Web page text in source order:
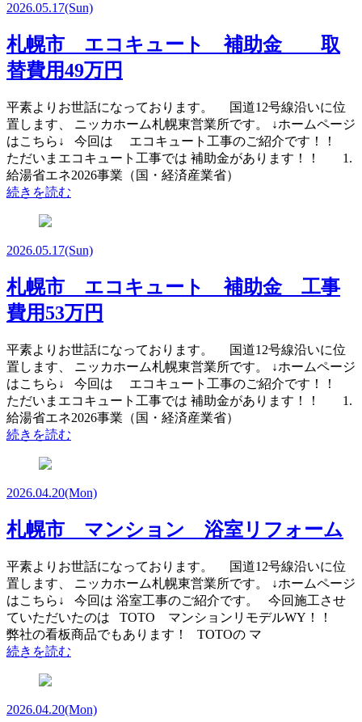
2026.05.17(Sun)
札幌市 エコキュート 補助金 取
替費用49万円
平素よりお世話になっております。 国道12号線沿いに位
置します、 ニッカホーム札幌東営業所です。 ↓ホームページ
はこちら↓ 今回は エコキュート工事のご紹介です！！
ただいまエコキュート工事では 補助金があります！！ 1.
給湯省エネ2026事業（国・経済産業省）
続きを読む
2026.05.17(Sun)
札幌市 エコキュート 補助金 工事
費用53万円
平素よりお世話になっております。 国道12号線沿いに位
置します、 ニッカホーム札幌東営業所です。 ↓ホームページ
はこちら↓ 今回は エコキュート工事のご紹介です！！
ただいまエコキュート工事では 補助金があります！！ 1.
給湯省エネ2026事業（国・経済産業省）
続きを読む
2026.04.20(Mon)
札幌市 マンション 浴室リフォーム
平素よりお世話になっております。 国道12号線沿いに位
置します、 ニッカホーム札幌東営業所です。 ↓ホームページ
はこちら↓ 今回は 浴室工事のご紹介です。 今回施工させ
ていただいたのは TOTO マンションリモデルWY！！
弊社の看板商品でもあります！ TOTOの マ
続きを読む
2026.04.20(Mon)